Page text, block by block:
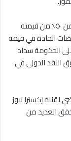
تسببت الأزمة في خسارة الجنيه المصري ما يقرب من ٥٠٪ من قيمته
من التخفيضات الحادة في قيمة
الحكومة سداد
النقد الدولي في
إكسترا نيوز
العديد من